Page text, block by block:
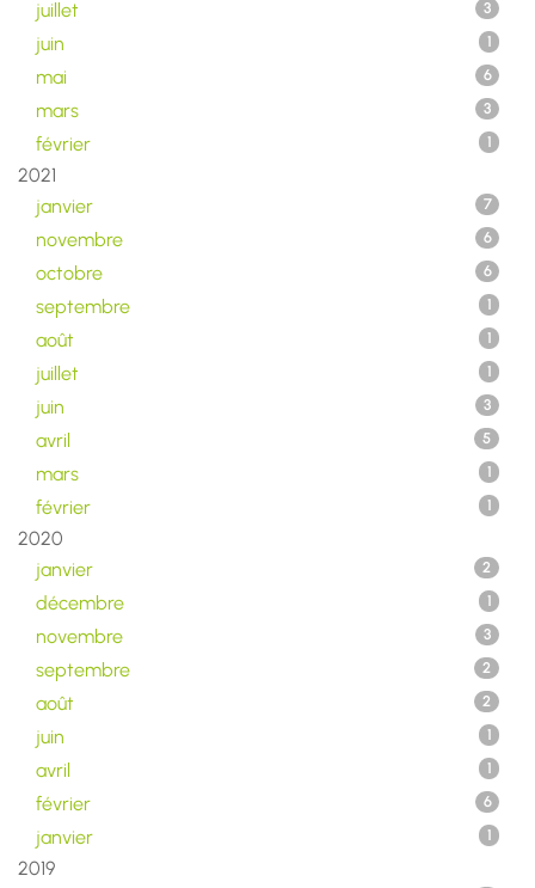
juillet 3
juin 1
mai 6
mars 3
février 1
2021
janvier
7
novembre 6
octobre 6
septembre 1
août 1
juillet 1
juin 3
avril 5
mars 1
février 1
2020
janvier
2
décembre 1
novembre 3
septembre 2
août 2
juin 1
avril 1
février 6
janvier 1
2019